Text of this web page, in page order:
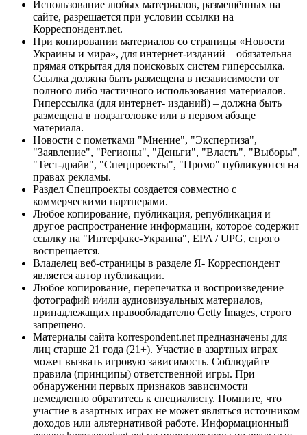
Использование любых материалов, размещённых на
сайте, разрешается при условии ссылки на
Корреспондент.net.
При копировании материалов со страницы «Новости
Украины и мира», для интернет-изданий – обязательна
прямая открытая для поисковых систем гиперссылка.
Ссылка должна быть размещена в независимости от
полного либо частичного использования материалов.
Гиперссылка (для интернет- изданий) – должна быть
размещена в подзаголовке или в первом абзаце
материала.
Новости с пометками "Мнение", "Экспертиза",
"Заявление", "Регионы", "Деньги", "Власть", "Выборы",
"Тест-драйв", "Спецпроекты", "Промо" публикуются на
правах рекламы.
Раздел Спецпроекты создается совместно с
коммерческими партнерами.
Любое копирование, публикация, републикация и
другое распространение информации, которое содержит
ссылку на "Интерфакс-Украина", EPA / UPG, строго
воспрещается.
Владелец веб-страницы в разделе Я- Корреспондент
является автор публикации.
Любое копирование, перепечатка и воспроизведение
фотографий и/или аудиовизуальных материалов,
принадлежащих правообладателю Getty Images, строго
запрещено.
Материалы сайта korrespondent.net предназначены для
лиц старше 21 года (21+). Участие в азартных играх
может вызвать игровую зависимость. Соблюдайте
правила (принципы) ответственной игры. При
обнаружении первых признаков зависимости
немедленно обратитесь к специалисту. Помните, что
участие в азартных играх не может являться источником
доходов или альтернативой работе. Информационный